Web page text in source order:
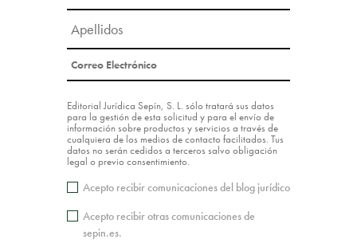
Editorial Jurídica Sepín, S. L. sólo tratará sus datos
para la gestión de esta solicitud y para el envío de
información sobre productos y servicios a través de
cualquiera de los medios de contacto facilitados. Tus
datos no serán cedidos a terceros salvo obligación
legal o previo consentimiento.
Acepto recibir comunicaciones del blog jurídico
Acepto recibir otras comunicaciones de
sepin.es.